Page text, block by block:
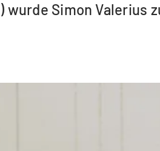
Simon Valerius